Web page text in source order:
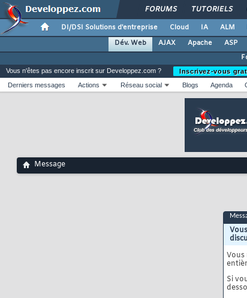
FORUMS TUTORIELS
DI/DSI Solutions d'entreprise Cloud IA ALM
Dév. Web
AJAX Apache ASP
Vous n'êtes pas encore inscrit sur Developpez.com ?
Inscrivez-vous
Derniers messages
Actions Réseau social Blogs Agenda
Message
Vous
Si